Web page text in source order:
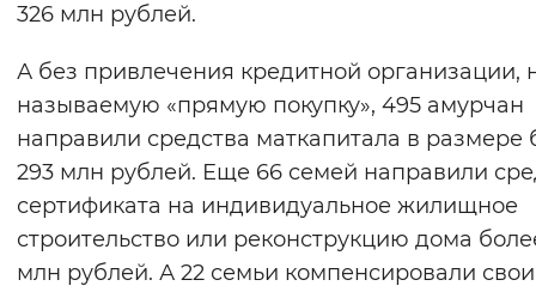
326 млн рублей.
А без привлечения кредитной организации,
называемую «прямую покупку», 495 амурчан
направили средства маткапитала в размере
293 млн рублей. Еще 66 семей направили
сертификата на индивидуальное жилищное
строительство или реконструкцию дома
млн рублей. А 22 семьи компенсировали свои